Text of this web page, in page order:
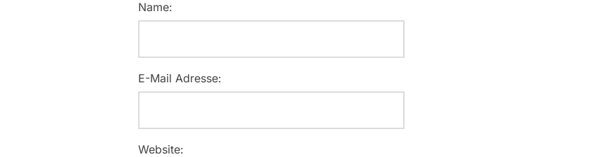
Name:
E-Mail Adresse:
Website: